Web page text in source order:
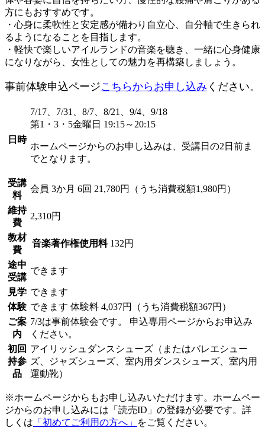
方にもおすすめです。
・心身に柔軟性と安定感が備わり自立心、自分軸で生きられ
るようになることを目指します。
・軽快で楽しいアイルランドの音楽を聴き、一緒に心身健康
になりながら、女性としての魅力を再構築しましょう。
事前体験申込ページこちらからお申し込み ください。
日時
7/17、7/31、8/7、8/21、9/4、9/18
第1・3・5金曜日 19:15～20:15
ホームページからのお申し込みは、受講日の2日前ま
でとなります。
受講
料
会員 3か月 6回 21,780円（うち消費税額1,980円）
維持
費
2,310円
教材
費
音楽著作権使用料 132円
途中
受講
できます
見学 できます
体験 できます 体験料 4,037円（うち消費税額367円）
ご案
内
7/3は事前体験会です。 申込専用ページからお申込み
ください。
初回
持参
品
アイリッシュダンスシューズ（またはバレエシュー
ズ、ジャズシューズ、室内用ダンスシューズ、室内用
運動靴）
※ホームページからもお申し込みいただけます。ホームペー
ジからのお申し込みには「読売ID」の登録が必要です。詳
しくは 「初めてご利用の方へ」 をご覧ください。